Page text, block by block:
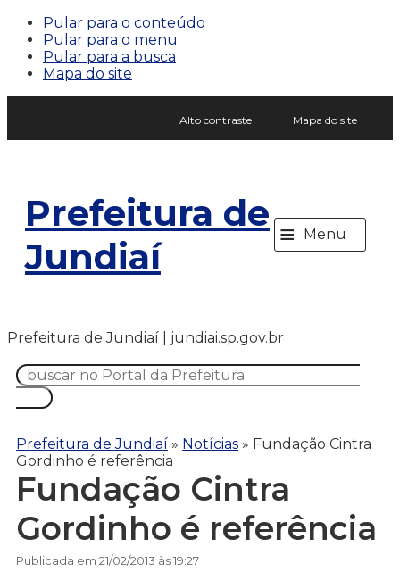
Pular para o conteúdo
Pular para o menu
Pular para a busca
Mapa do site
Alto contraste Mapa do site
Prefeitura de
Jundiaí
≡ Menu
Prefeitura de Jundiaí | jundiai.sp.gov.br
Prefeitura de Jundiaí » Notícias » Fundação Cintra
Gordinho é referência
Fundação Cintra
Gordinho é referência
Publicada em 21/02/2013 às 19:27